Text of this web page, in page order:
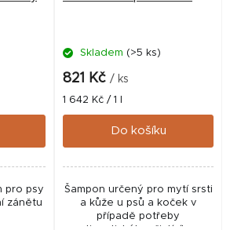
pro psy
zánětu
Skladem (>5 ks)
821 Kč / ks
Měrná
cena:
1 642 Kč / 1 l
Do košíku
Šampon určený pro mytí srsti
a kůže u psů a koček v
případě potřeby